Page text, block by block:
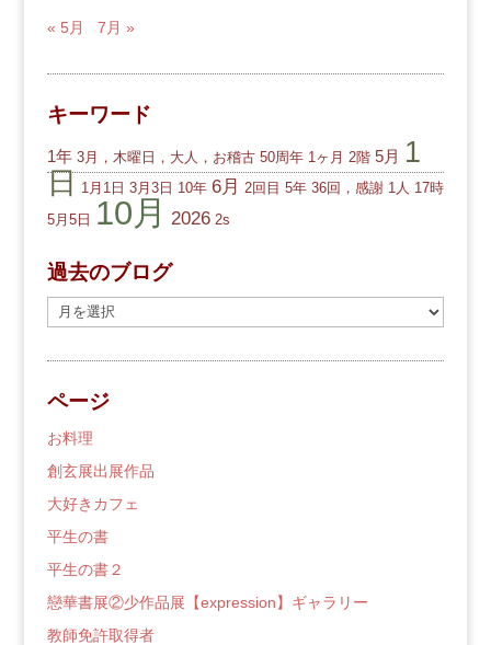
« 5月 7月 »
キーワード
1年 3月，木曜日，大人，お稽古 50周年 1ヶ月 2階 5月 1
日 1月1日 3月3日 10年 6月 2回目 5年 36回，感謝 1人 17時
5月5日 10月 2026 2s
過去のブログ
去
の
ロ
グ
ページ
お料理
創玄展出展作品
大好きカフェ
平生の書
平生の書２
戀華書展②少作品展【expression】ギャラリー
教師免許取得者